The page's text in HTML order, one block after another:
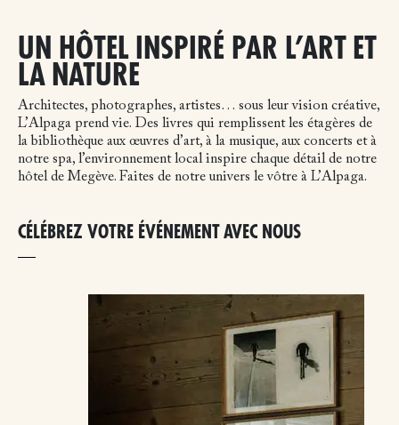
UN HÔTEL INSPIRÉ PAR L’ART ET
LA NATURE
Architectes, photographes, artistes… sous leur vision créative,
L’Alpaga prend vie. Des livres qui remplissent les étagères de
la bibliothèque aux œuvres d’art, à la musique, aux concerts et à
notre spa, l’environnement local inspire chaque détail de notre
hôtel de Megève. Faites de notre univers le vôtre à L’Alpaga.
CÉLÉBREZ VOTRE ÉVÉNEMENT AVEC NOUS